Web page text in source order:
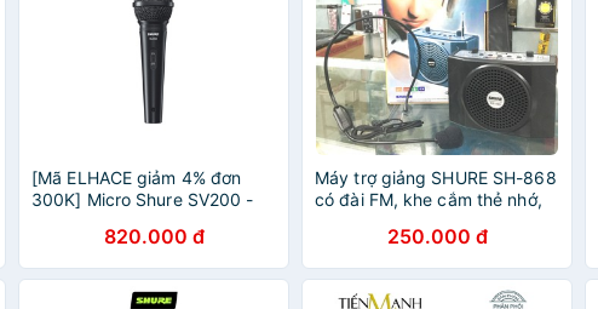
[Mã ELHACE giảm 4% đơn
300K] Micro Shure SV200 -
chất lượng cao giá tốt
820.000 đ
Máy trợ giảng SHURE SH-868
có đài FM, khe cắm thẻ nhớ,
250.000 đ